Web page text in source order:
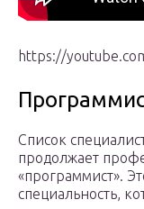
https://
Список
продолжает
«программист».
специальность,